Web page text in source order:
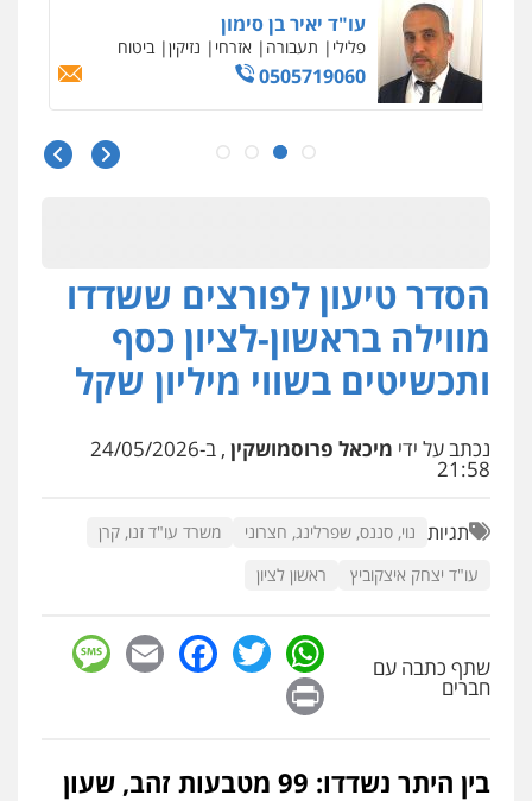
עו"ד אלון ארז
פלילי צבאי סמים אלימות במשפחה
לבן
0507368203
שחר לדובסקי, עו"ד
עבירות המתה עורכי
עו"ד איהאב ג'לג'ולי
פלילי מעצרים וחקירות עורכי דין לענייני
אסירים
0505216700
פלילי צבאי מעצרים וחקירות
עו"ד אלון קריטי
פלילי כלכלי אלימות
מנשה, אלמוג – עורכי דין
עבירות תנועה
הסדר טיעון לפורצים ששדדו
מווילה בראשון-לציון כסף
ותכשיטים בשווי מיליון שקל
נכתב על ידי מיכאל פרוסמושקין , ב-24/05/2026
21:58
תגיות נוי, סננס, שפרלינג, חצרוני
משרד עו"ד זנו, קרן
עו"ד יצחק איצקוביץ
ראשון לציון
שתף כתבה עם
חברים
WhatsApp
Twitter
Facebook
Email
בין היתר נשדדו: 99 מטבעות זהב, שעון